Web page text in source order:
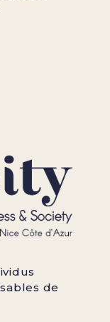
de